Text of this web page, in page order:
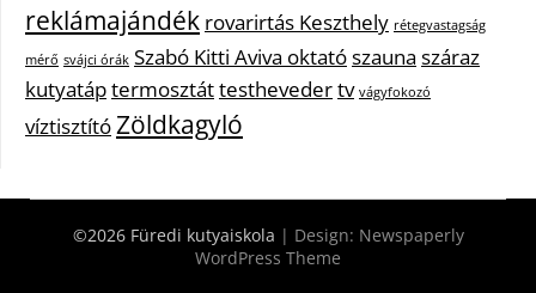
reklámajándék rovarirtás Keszthely rétegvastagság
mérő svájci órák Szabó Kitti Aviva oktatószauna száraz
kutyatáptermosztáttesthevedertv vágyfokozó
víztisztítóZöldkagyló
©2026 Füredi kutyaiskola | Design: Newspaperly
WordPress Theme